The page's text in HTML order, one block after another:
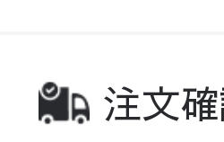
注文